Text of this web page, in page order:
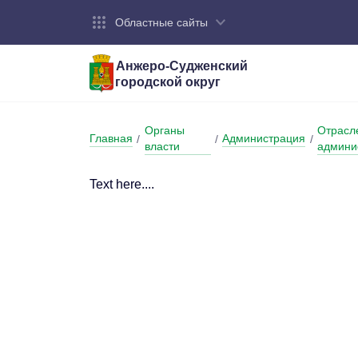
Областные сайты
Анжеро-Судженский
городской округ
Устав
Главная /
Органы
власти
/ Администрация /
Text here....